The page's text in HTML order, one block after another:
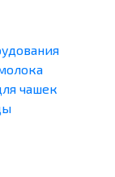
чашек